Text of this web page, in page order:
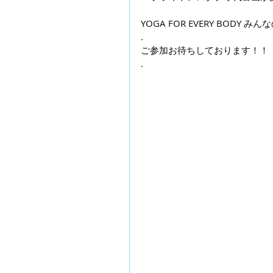
YOGA FOR EVERY BODY みん
.
ご参加お待ちしております！！
.